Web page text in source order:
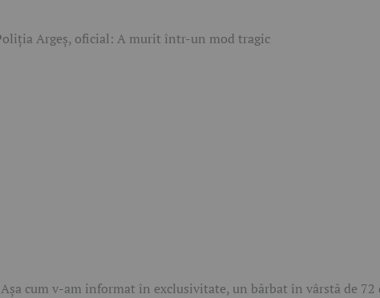
Așa cum v-am informat în exclusivitate, un bărbat în vârstă de 72